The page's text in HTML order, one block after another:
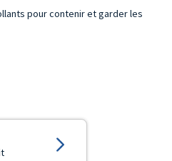
pour contenir et garder les